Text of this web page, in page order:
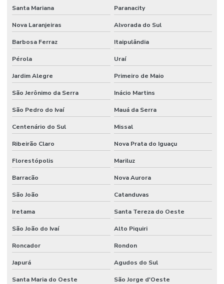
Santa Mariana Paranacity
Nova Laranjeiras Alvorada do Sul
Barbosa Ferraz Itaipulândia
Pérola Uraí
Jardim Alegre Primeiro de Maio
São Jerônimo da Serra Inácio Martins
São Pedro do Ivaí Mauá da Serra
Centenário do Sul Missal
Ribeirão Claro Nova Prata do Iguaçu
Florestópolis Mariluz
Barracão Nova Aurora
São João Catanduvas
Iretama Santa Tereza do Oeste
São João do Ivaí Alto Piquiri
Roncador Rondon
Japurá Agudos do Sul
Santa Maria do Oeste São Jorge d'Oeste